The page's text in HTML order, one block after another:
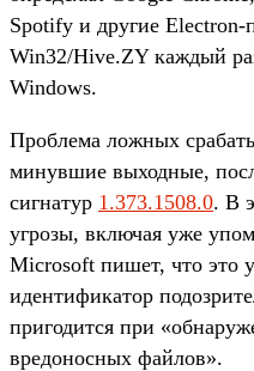
Spotify и другие Electron-
Win32/Hive.ZY каждый
Windows.
Проблема ложных
минувшие выходные,
сигнатур 1.373.1508.0. В
угрозы, включая уже
Microsoft пишет, что это
идентификатор
пригодится при
вредоносных файлов».